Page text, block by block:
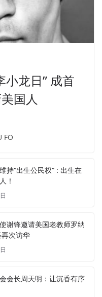
小龙日” 成首
国人
FO
持“出生公民权” : 出生在
！
谢锋邀请美国老教师罗纳
再次访华
会长周天明：让沉香有序